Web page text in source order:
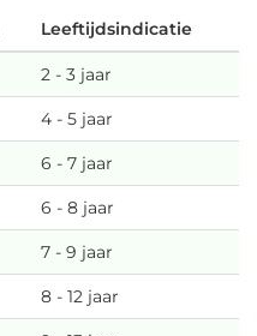
Leeftijdsindicatie
2 - 3 jaar
4 - 5 jaar
6 - 7 jaar
6 - 8 jaar
7 - 9 jaar
8 - 12 jaar